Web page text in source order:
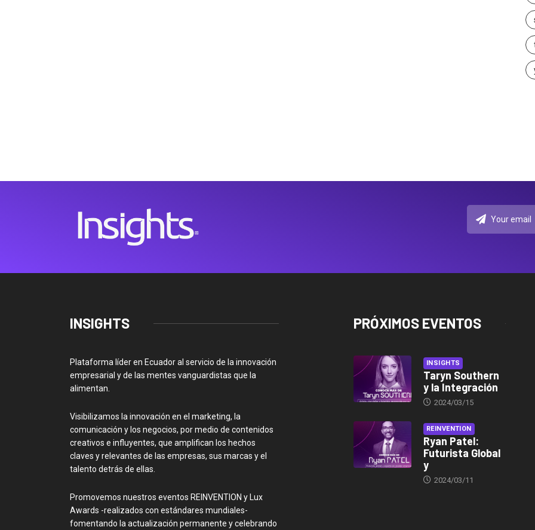
INSIGHTS
Plataforma líder en Ecuador al servicio de la innovación
empresarial y de las mentes vanguardistas que la
alimentan.
Visibilizamos la innovación en el marketing, la
comunicación y los negocios, por medio de contenidos
creativos e influyentes, que amplifican los hechos
claves y relevantes de las empresas, sus marcas y el
talento detrás de ellas.
Promovemos nuestros eventos REINVENTION y Lux
Awards -realizados con estándares mundiales-
fomentando la actualización permanente y celebrando
PRÓXIMOS EVENTOS
INSIGHTS
Taryn Southern
y la Integración
2024/03/15
REINVENTION
Ryan Patel:
Futurista Global
y
2024/03/11